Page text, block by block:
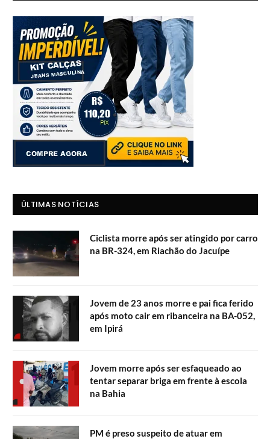
ÚLTIMAS NOTÍCIAS
Ciclista morre após ser atingido por carro
na BR-324, em Riachão do Jacuípe
Jovem de 23 anos morre e pai fica ferido
após moto cair em ribanceira na BA-052,
em Ipirá
Jovem morre após ser esfaqueado ao
tentar separar briga em frente à escola
na Bahia
PM é preso suspeito de atuar em